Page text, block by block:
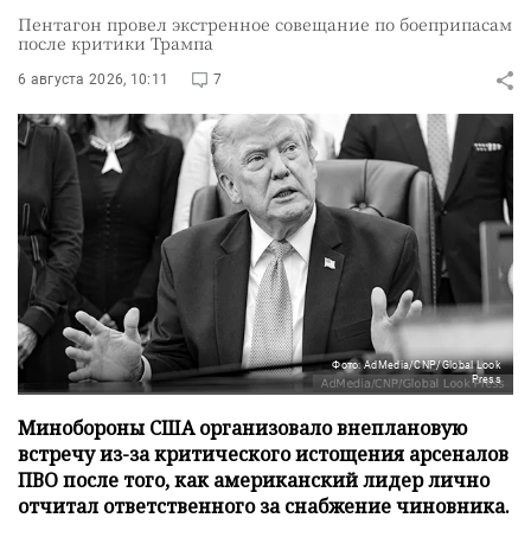
Пентагон провел экстренное совещание по боеприпасам
после критики Трампа
6 августа 2026, 10:11 7
Фото: AdMedia/CNP/Global Look
Press
Минобороны США организовало внеплановую
встречу из-за критического истощения арсеналов
ПВО после того, как американский лидер лично
отчитал ответственного за снабжение чиновника.